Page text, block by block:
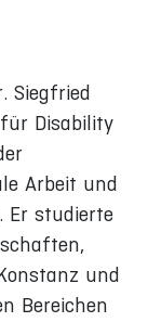
Siegfried
Disability
Arbeit und
Er studierte
und
Bereichen